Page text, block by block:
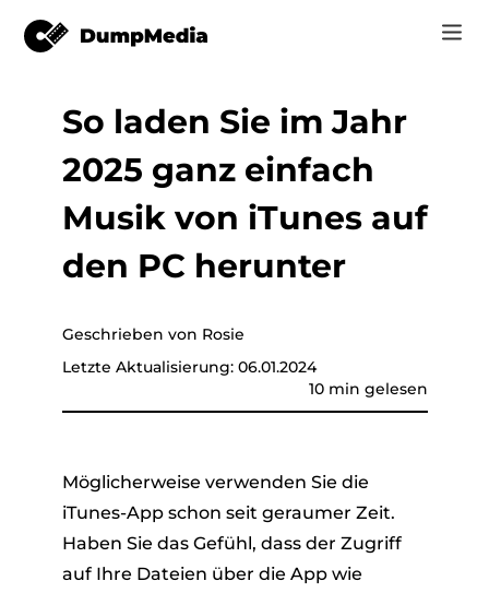
Musik
Video
Online-Tools
Spotify zu mp3
Suno zu MP3
Shop
Unterstützung
Anmelden
Jetzt registrieren
So laden Sie im Jahr
2025 ganz einfach
Musik von iTunes auf
den PC herunter
Geschrieben von Rosie
Letzte Aktualisierung: 06.01.2024
10 min gelesen
Möglicherweise verwenden Sie die
iTunes-App schon seit geraumer Zeit.
Haben Sie das Gefühl, dass der Zugriff
auf Ihre Dateien über die App wie